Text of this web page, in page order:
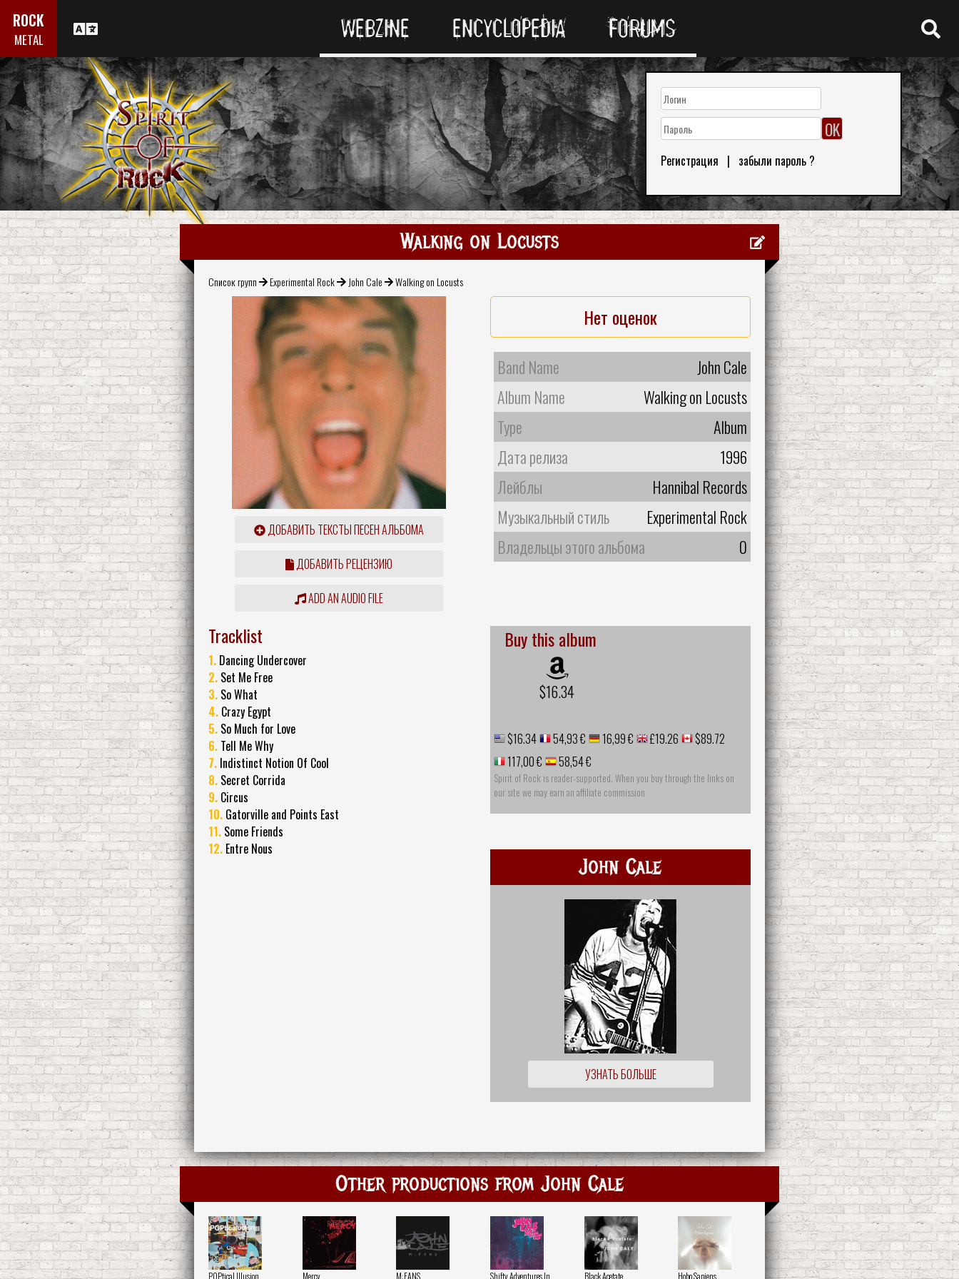
ROCK
METAL WEBZINE ENCYCLOPEDIA FORUMS
Регистрация | забыли пароль ?
Walking on Locusts
Список групп Experimental Rock John Cale Walking on Locusts
ДОБАВИТЬ ТЕКСТЫ ПЕСЕН АЛЬБОМА
ДОБАВИТЬ РЕЦЕНЗИЮ
ADD AN AUDIO FILE
Нет оценок
Band Name
John Cale
Album Name
Walking on Locusts
Type
Album
Дата релиза
1996
Лейблы
Hannibal Records
Музыкальный стиль
Experimental Rock
Владельцы этого альбома
0
Tracklist
1. Dancing Undercover
2. Set Me Free
3. So What
4. Crazy Egypt
5. So Much for Love
6. Tell Me Why
7. Indistinct Notion Of Cool
8. Secret Corrida
9. Circus
10. Gatorville and Points East
11. Some Friends
12. Entre Nous
Buy this album
$16.34
$16.34 54,93 € 16,99 € £19.26
$89.72
117,00 €
58,54 €
Spirit of Rock is reader-supported. When you buy through the links on
our site we may earn an affiliate commission
John Cale
УЗНАТЬ БОЛЬШЕ
Other productions from John Cale
POPtical Illusion Mercy M:FANS Shifty Adventures In Black Acetate Hobo Sapiens